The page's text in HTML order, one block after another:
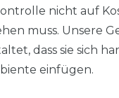
nicht auf
muss. Unsere
dass sie sich
einfügen.